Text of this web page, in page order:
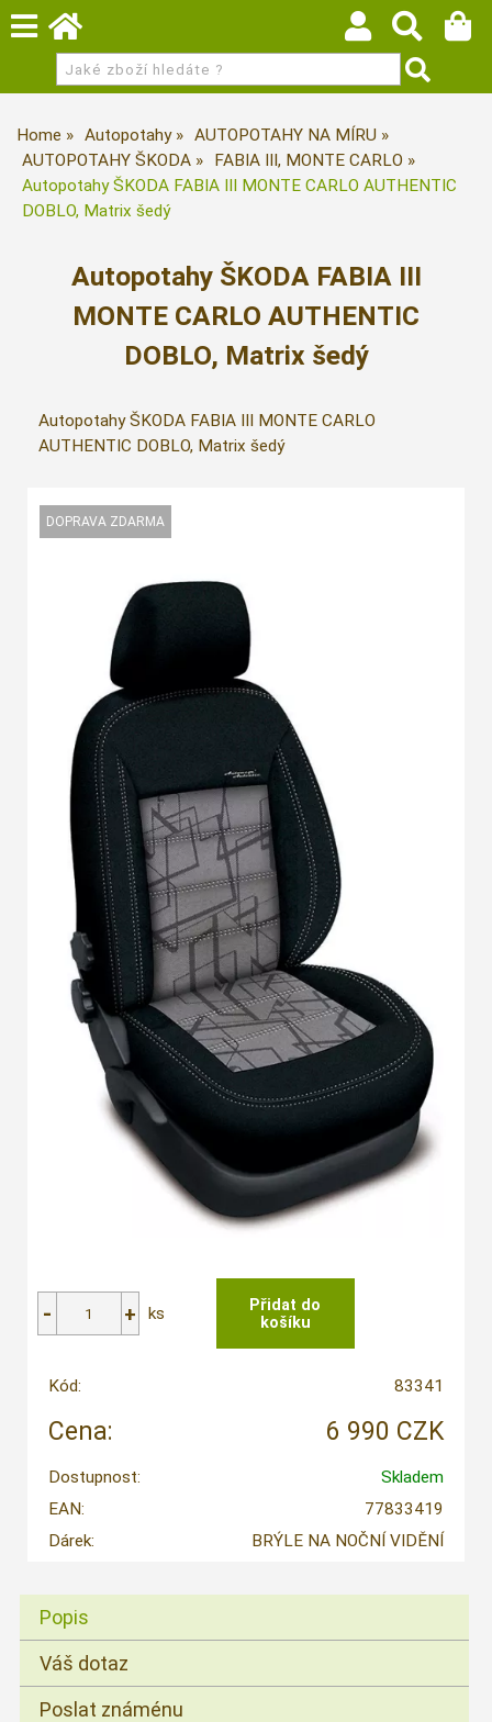
Home Autopotahy
AUTOPOTAHY NA MÍRU
AUTOPOTAHY ŠKODA
FABIA III, MONTE CARLO
Autopotahy ŠKODA FABIA III MONTE CARLO AUTHENTIC
DOBLO, Matrix šedý
Autopotahy ŠKODA FABIA III
MONTE CARLO AUTHENTIC
DOBLO, Matrix šedý
Autopotahy ŠKODA FABIA III MONTE CARLO
AUTHENTIC DOBLO, Matrix šedý
ks
Kód: 83341
Cena: 6 990 CZK
Dostupnost:
Skladem
EAN:
77833419
Dárek:
BRÝLE NA NOČNÍ VIDĚNÍ
Popis
Váš dotaz
Poslat známénu